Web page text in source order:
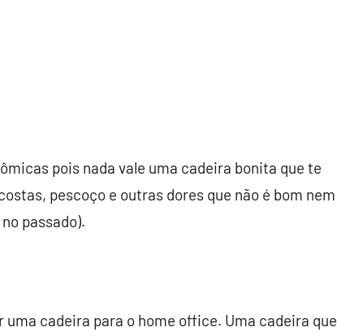
pois nada vale uma cadeira bonita que te
pescoço e outras dores que não é bom nem
passado).
cadeira para o home office. Uma cadeira que